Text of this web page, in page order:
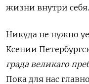
жизни внутри себя.
Никуда не нужно
Ксении
града великаго
Пока для нас